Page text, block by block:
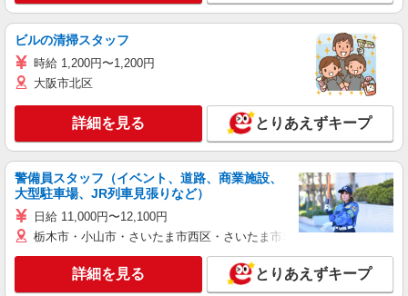
ビルの清掃スタッフ
時給 1,200円〜1,200円
大阪市北区
詳細を見る とりあえずキープ
警備員スタッフ（イベント、道路、商業施設、
大型駐車場、JR列車見張りなど）
日給 11,000円〜12,100円
栃木市・小山市・さいたま市西区・さいたま市岩槻区・久喜市・蓮田
詳細を見る とりあえずキープ